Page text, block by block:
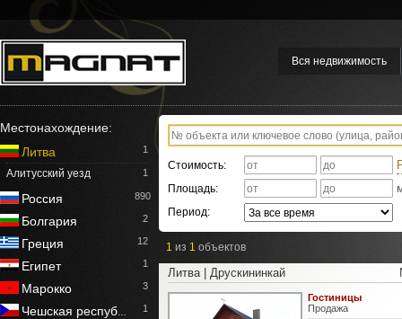
Вся недвижимость
Местонахождение:
Литва
1
Алитусский уезд 1
Россия 890
Болгария 2
Греция 12
Египет 1
Марокко 3
Чешская респуб 1
Стоимость:
Площадь:
Период:
1 из 1 объектов
Литва | Друскининкай
Гостиницы
Продажа